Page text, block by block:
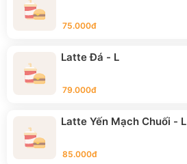
75.000đ
Latte Đá - L
79.000đ
Latte Yến Mạch Chuối - L
85.000đ